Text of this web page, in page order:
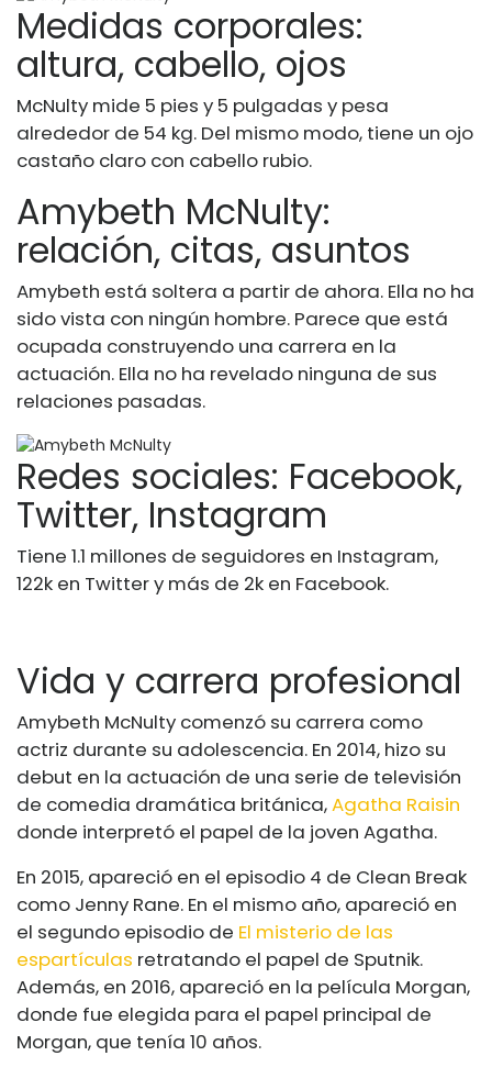
Medidas corporales:
altura, cabello, ojos
McNulty mide 5 pies y 5 pulgadas y pesa
alrededor de 54 kg. Del mismo modo, tiene un ojo
castaño claro con cabello rubio.
Amybeth McNulty:
relación, citas, asuntos
Amybeth está soltera a partir de ahora. Ella no ha
sido vista con ningún hombre. Parece que está
ocupada construyendo una carrera en la
actuación. Ella no ha revelado ninguna de sus
relaciones pasadas.
Redes sociales: Facebook,
Twitter, Instagram
Tiene 1.1 millones de seguidores en Instagram,
122k en Twitter y más de 2k en Facebook.
Vida y carrera profesional
Amybeth McNulty comenzó su carrera como
actriz durante su adolescencia. En 2014, hizo su
debut en la actuación de una serie de televisión
de comedia dramática británica,Agatha Raisin
donde interpretó el papel de la joven Agatha.
En 2015, apareció en el episodio 4 de Clean Break
como Jenny Rane. En el mismo año, apareció en
el segundo episodio de El misterio de las
espartículas retratando el papel de Sputnik.
Además, en 2016, apareció en la película Morgan,
donde fue elegida para el papel principal de
Morgan, que tenía 10 años.